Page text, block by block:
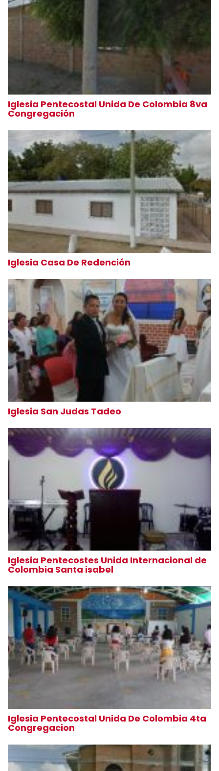
Iglesia Pentecostal Unida De Colombia 8va
Congregación
Iglesia Casa De Redención
Iglesia San Judas Tadeo
Iglesia Pentecostes Unida Internacional de
Colombia Santa isabel
Iglesia Pentecostal Unida De Colombia 4ta
Congregacion